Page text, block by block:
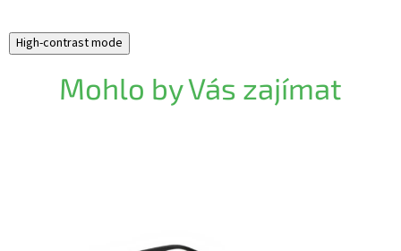
High-contrast mode
Mohlo by Vás zajímat